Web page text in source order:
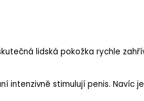
lidská pokožka rychle
intenzivně stimulují penis. Navíc